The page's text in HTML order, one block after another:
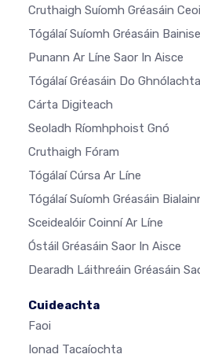
Cruthaigh Suíomh Gréasáin
Tógálaí Suíomh Gréasáin Bainise
Punann Ar Líne Saor In Aisce
Tógálaí Gréasáin Do
Cárta Digiteach
Seoladh Ríomhphoist Gnó
Cruthaigh Fóram
Tógálaí Cúrsa Ar Líne
Tógálaí Suíomh Gréasáin
Sceidealóir Coinní Ar Líne
Óstáil Gréasáin Saor In Aisce
Dearadh Láithreáin Gréasáin
Cuideachta
Faoi
Ionad Tacaíochta